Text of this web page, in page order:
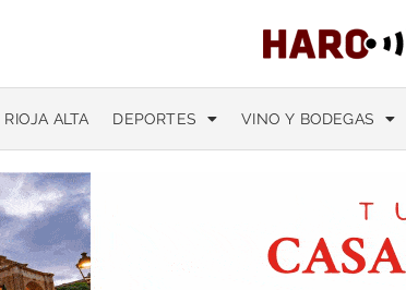
RIOJA ALTA DEPORTES VINO Y BODEGAS